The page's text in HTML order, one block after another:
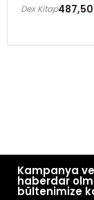
487,50
Dex Kitap
Kampanya
haberdar
bültenimize